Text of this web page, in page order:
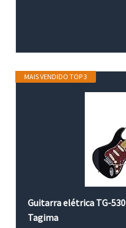
MAIS VENDIDO TOP 3
Guitarra elétrica TG-
Tagima